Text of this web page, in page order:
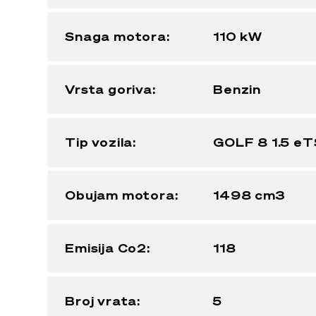
Snaga motora: 110 kW
Vrsta goriva: Benzin
Tip vozila: GOLF 8 1.5
Obujam motora: 1498 cm3
Emisija Co2: 118
Broj vrata: 5